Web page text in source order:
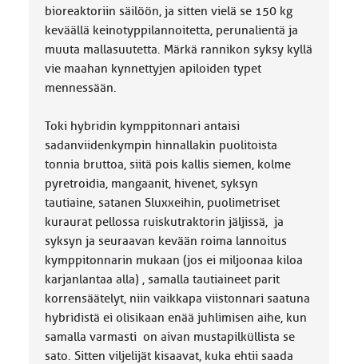
bioreaktoriin säilöön, ja sitten vielä se 150 kg
keväällä keinotyppilannoitetta, perunalientä ja
muuta mallasuutetta. Märkä rannikon syksy kyllä
vie maahan kynnettyjen apiloiden typet
mennessään.
Toki hybridin kymppitonnari antaisi
sadanviidenkympin hinnallakin puolitoista
tonnia bruttoa, siitä pois kallis siemen, kolme
pyretroidia, mangaanit, hivenet, syksyn
tautiaine, satanen Sluxxeihin, puolimetriset
kuraurat pellossa ruiskutraktorin jäljissä, ja
syksyn ja seuraavan kevään roima lannoitus
kymppitonnarin mukaan (jos ei miljoonaa kiloa
karjanlantaa alla) , samalla tautiaineet parit
korrensäätelyt, niin vaikkapa viistonnari saatuna
hybridistä ei olisikaan enää juhlimisen aihe, kun
samalla varmasti on aivan mustapilküllista se
sato. Sitten viljelijät kisaavat, kuka ehtii saada